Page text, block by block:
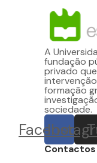
A
fundação
privado
formação
sociedade.
Facebook
Contactos